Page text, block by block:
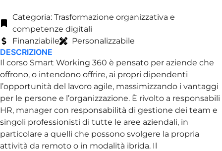
Categoria: Trasformazione organizzativa e
competenze digitali
Finanziabile
Personalizzabile
DESCRIZIONE
Il corso Smart Working 360 è pensato per aziende che
offrono, o intendono offrire, ai propri dipendenti
l’opportunità del lavoro agile, massimizzando i vantaggi
per le persone e l’organizzazione. È rivolto a responsabili
HR, manager con responsabilità di gestione dei team e
singoli professionisti di tutte le aree aziendali, in
particolare a quelli che possono svolgere la propria
attività da remoto o in modalità ibrida. Il